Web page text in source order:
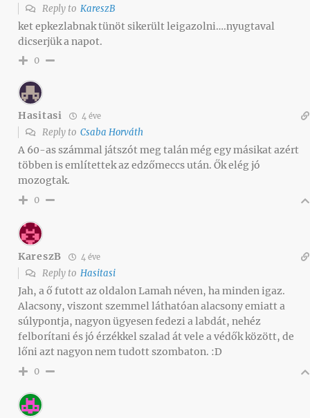
Reply to KareszB
ket epkezlabnak tünöt sikerült leigazolni….nyugtaval
dicserjük a napot.
0
Hasitasi 4 éve
Reply to Csaba Horváth
A 60-as számmal játszót meg talán még egy másikat azért
többen is említettek az edzőmeccs után. Ők elég jó
mozogtak.
0
KareszB 4 éve
Reply to Hasitasi
Jah, a ő futott az oldalon Lamah néven, ha minden igaz.
Alacsony, viszont szemmel láthatóan alacsony emiatt a
súlypontja, nagyon ügyesen fedezi a labdát, nehéz
felborítani és jó érzékkel szalad át vele a védők között, de
lőni azt nagyon nem tudott szombaton. :D
0